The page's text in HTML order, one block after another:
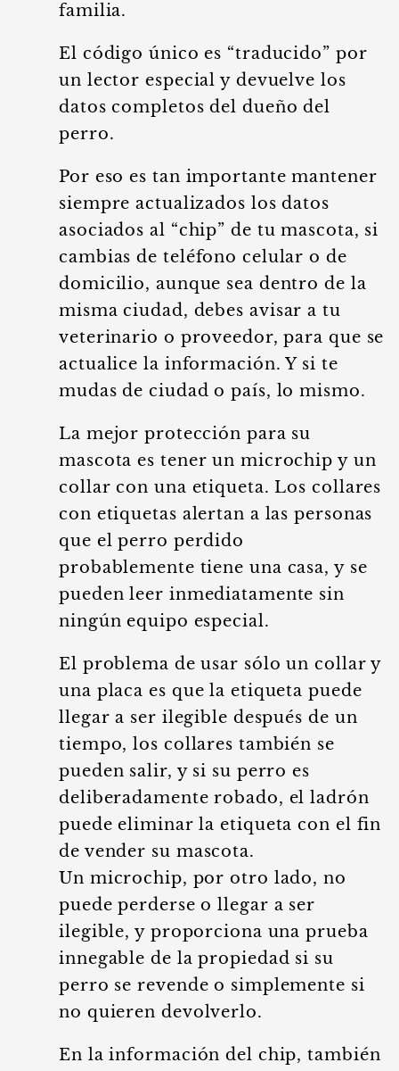
familia.
El código único es “traducido” por
un lector especial y devuelve los
datos completos del dueño del
perro.
Por eso es tan importante mantener
siempre actualizados los datos
asociados al “chip” de tu mascota, si
cambias de teléfono celular o de
domicilio, aunque sea dentro de la
misma ciudad, debes avisar a tu
veterinario o proveedor, para que se
actualice la información. Y si te
mudas de ciudad o país, lo mismo.
La mejor protección para su
mascota es tener un microchip y un
collar con una etiqueta. Los collares
con etiquetas alertan a las personas
que el perro perdido
probablemente tiene una casa, y se
pueden leer inmediatamente sin
ningún equipo especial.
El problema de usar sólo un collar y
una placa es que la etiqueta puede
llegar a ser ilegible después de un
tiempo, los collares también se
pueden salir, y si su perro es
deliberadamente robado, el ladrón
puede eliminar la etiqueta con el fin
de vender su mascota.
Un microchip, por otro lado, no
puede perderse o llegar a ser
ilegible, y proporciona una prueba
innegable de la propiedad si su
perro se revende o simplemente si
no quieren devolverlo.
En la información del chip, también